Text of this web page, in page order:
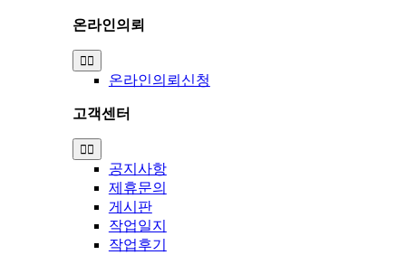
온라인의뢰
Toggle
Navigation
온라인의뢰신청
고객센터
Toggle
Navigation
공지사항
제휴문의
게시판
작업일지
작업후기